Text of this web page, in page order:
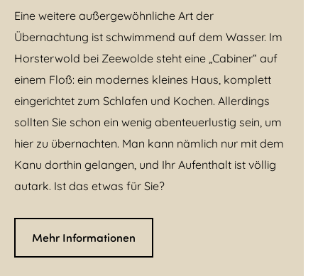
Eine weitere außergewöhnliche Art der
Übernachtung ist schwimmend auf dem Wasser. Im
Horsterwold bei Zeewolde steht eine „Cabiner“ auf
einem Floß: ein modernes kleines Haus, komplett
eingerichtet zum Schlafen und Kochen. Allerdings
sollten Sie schon ein wenig abenteuerlustig sein, um
hier zu übernachten. Man kann nämlich nur mit dem
Kanu dorthin gelangen, und Ihr Aufenthalt ist völlig
autark. Ist das etwas für Sie?
Mehr Informationen